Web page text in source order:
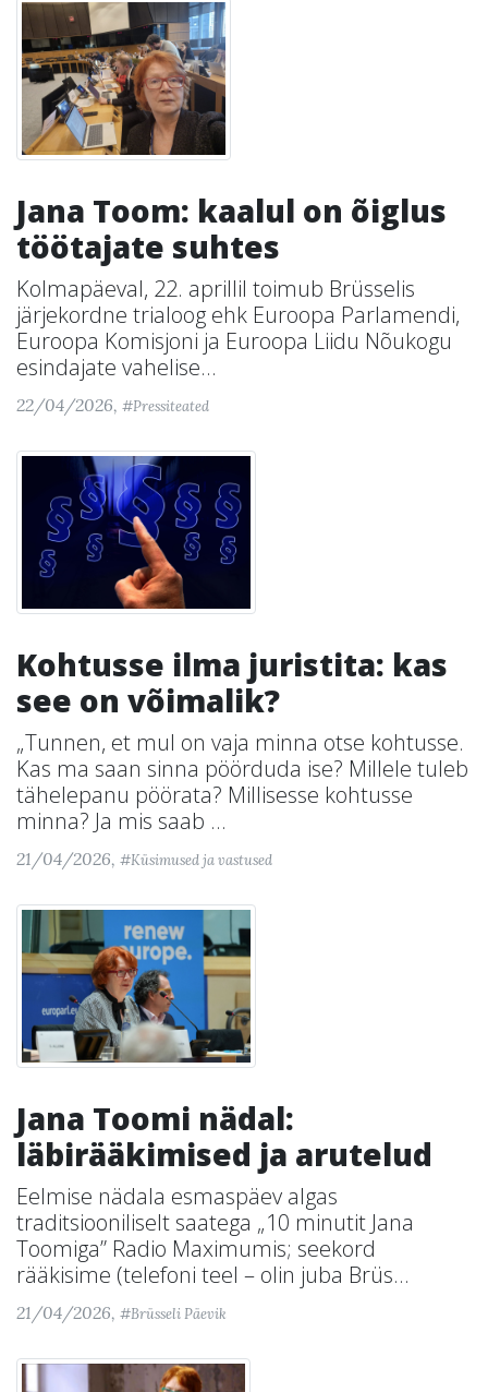
Jana Toom: kaalul on õiglus
töötajate suhtes
Kolmapäeval, 22. aprillil toimub Brüsselis
järjekordne trialoog ehk Euroopa Parlamendi,
Euroopa Komisjoni ja Euroopa Liidu Nõukogu
esindajate vahelise...
22/04/2026, #Pressiteated
Kohtusse ilma juristita: kas
see on võimalik?
„Tunnen, et mul on vaja minna otse kohtusse.
Kas ma saan sinna pöörduda ise? Millele tuleb
tähelepanu pöörata? Millisesse kohtusse
minna? Ja mis saab ...
21/04/2026, #Küsimused ja vastused
Jana Toomi nädal:
läbirääkimised ja arutelud
Eelmise nädala esmaspäev algas
traditsiooniliselt saatega „10 minutit Jana
Toomiga” Radio Maximumis; seekord
rääkisime (telefoni teel – olin juba Brüs...
21/04/2026, #Brüsseli Päevik